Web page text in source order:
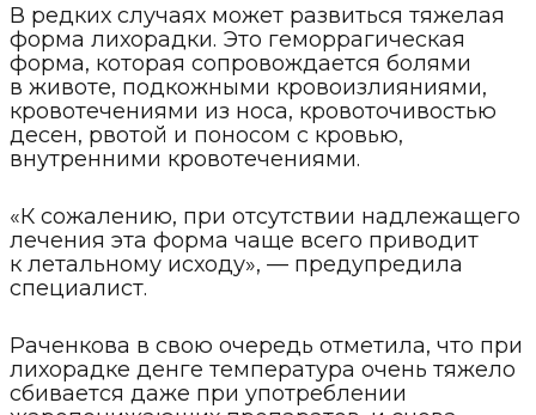
В редких случаях может развиться тяжелая
форма лихорадки. Это геморрагическая
форма, которая сопровождается болями
в животе, подкожными кровоизлияниями,
кровотечениями из носа, кровоточивостью
десен, рвотой и поносом с кровью,
внутренними кровотечениями.
«К сожалению, при отсутствии надлежащего
лечения эта форма чаще всего приводит
к летальному исходу», — предупредила
специалист.
Раченкова в свою очередь отметила, что при
лихорадке денге температура очень тяжело
сбивается даже при употреблении